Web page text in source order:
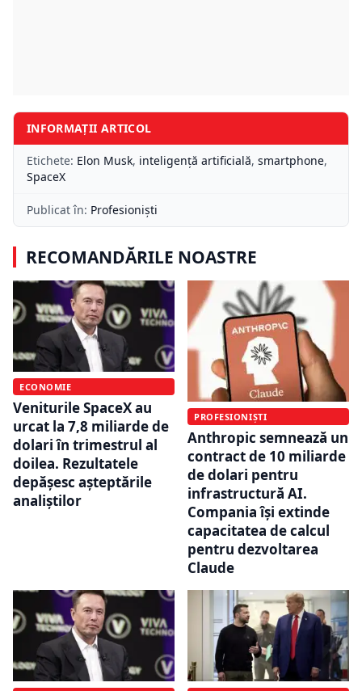
INFORMAȚII ARTICOL
Etichete: Elon Musk, inteligență artificială, smartphone,
SpaceX
Publicat în: Profesioniști
RECOMANDĂRILE NOASTRE
ECONOMIE
Veniturile SpaceX au
urcat la 7,8 miliarde de
dolari în trimestrul al
doilea. Rezultatele
depășesc așteptările
analiștilor
PROFESIONIȘTI
Anthropic semnează un
contract de 10 miliarde
de dolari pentru
infrastructură AI.
Compania își extinde
capacitatea de calcul
pentru dezvoltarea
Claude